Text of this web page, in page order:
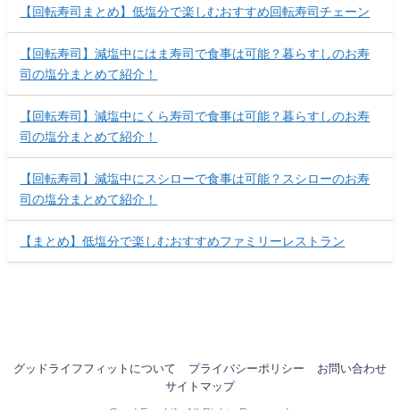
【回転寿司まとめ】低塩分で楽しむおすすめ回転寿司チェーン
【回転寿司】減塩中にはま寿司で食事は可能？暮らすしのお寿
司の塩分まとめて紹介！
【回転寿司】減塩中にくら寿司で食事は可能？暮らすしのお寿
司の塩分まとめて紹介！
【回転寿司】減塩中にスシローで食事は可能？スシローのお寿
司の塩分まとめて紹介！
【まとめ】低塩分で楽しむおすすめファミリーレストラン
グッドライフフィットについて プライバシーポリシー
お問い合わせ
サイトマップ